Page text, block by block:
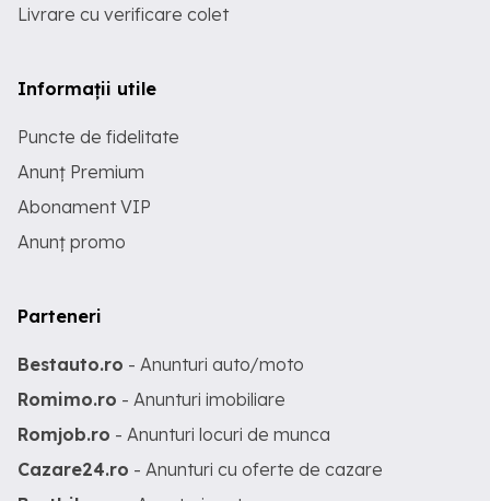
Livrare cu verificare colet
Informații utile
Puncte de fidelitate
Anunț Premium
Abonament VIP
Anunț promo
Parteneri
Bestauto.ro - Anunturi auto/moto
Romimo.ro - Anunturi imobiliare
Romjob.ro - Anunturi locuri de munca
Cazare24.ro - Anunturi cu oferte de cazare